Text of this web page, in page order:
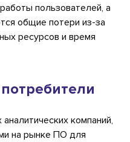
пользователей, а
общие потери из-за
ресурсов и время
компаний,
на рынке ПО для